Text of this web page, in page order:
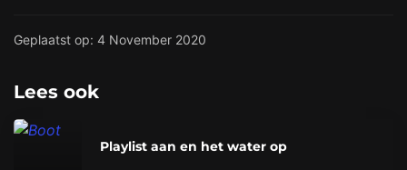
Geplaatst op: 4 November 2020
Lees ook
Playlist aan en het water op